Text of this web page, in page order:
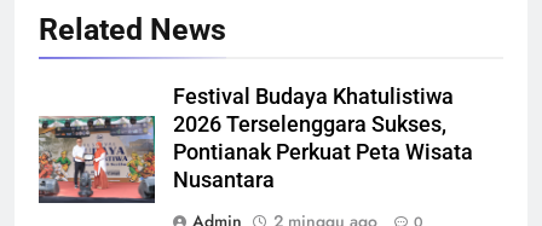
Related News
Festival Budaya Khatulistiwa
2026 Terselenggara Sukses,
Pontianak Perkuat Peta Wisata
Nusantara
Admin
2 minggu ago